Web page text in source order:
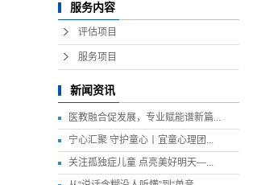
服务内容
评估项目
服务项目
新闻资讯
医教融合促发展，专业赋能谱新篇...
宁心汇聚 守护童心丨宜童心理团...
关注孤独症儿童 点亮美好明天—...